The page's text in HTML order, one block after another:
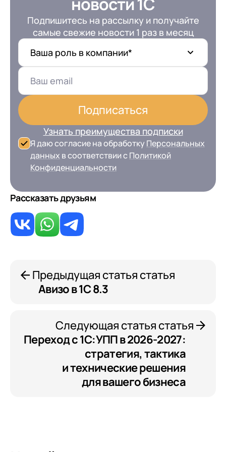
Подпишитесь на рассылку и получайте
самые свежие новости 1 раз в месяц
Ваша роль в компании*
Подписаться
Узнать преимущества подписки
Я даю согласие на обработку Персональных
данных в соответствии сПолитикой
Конфиденциальности
Рассказать друзьям
Предыдущая статья статья
Авизо в 1С 8.3
Следующая статья статья
Переход с 1С:УПП в 2026-2027:
стратегия, тактика
и технические решения
для вашего бизнеса